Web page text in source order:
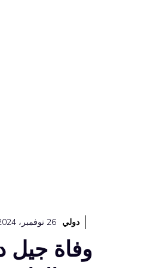
دولي 26 نوفمبر، 2024
وفاة جيل